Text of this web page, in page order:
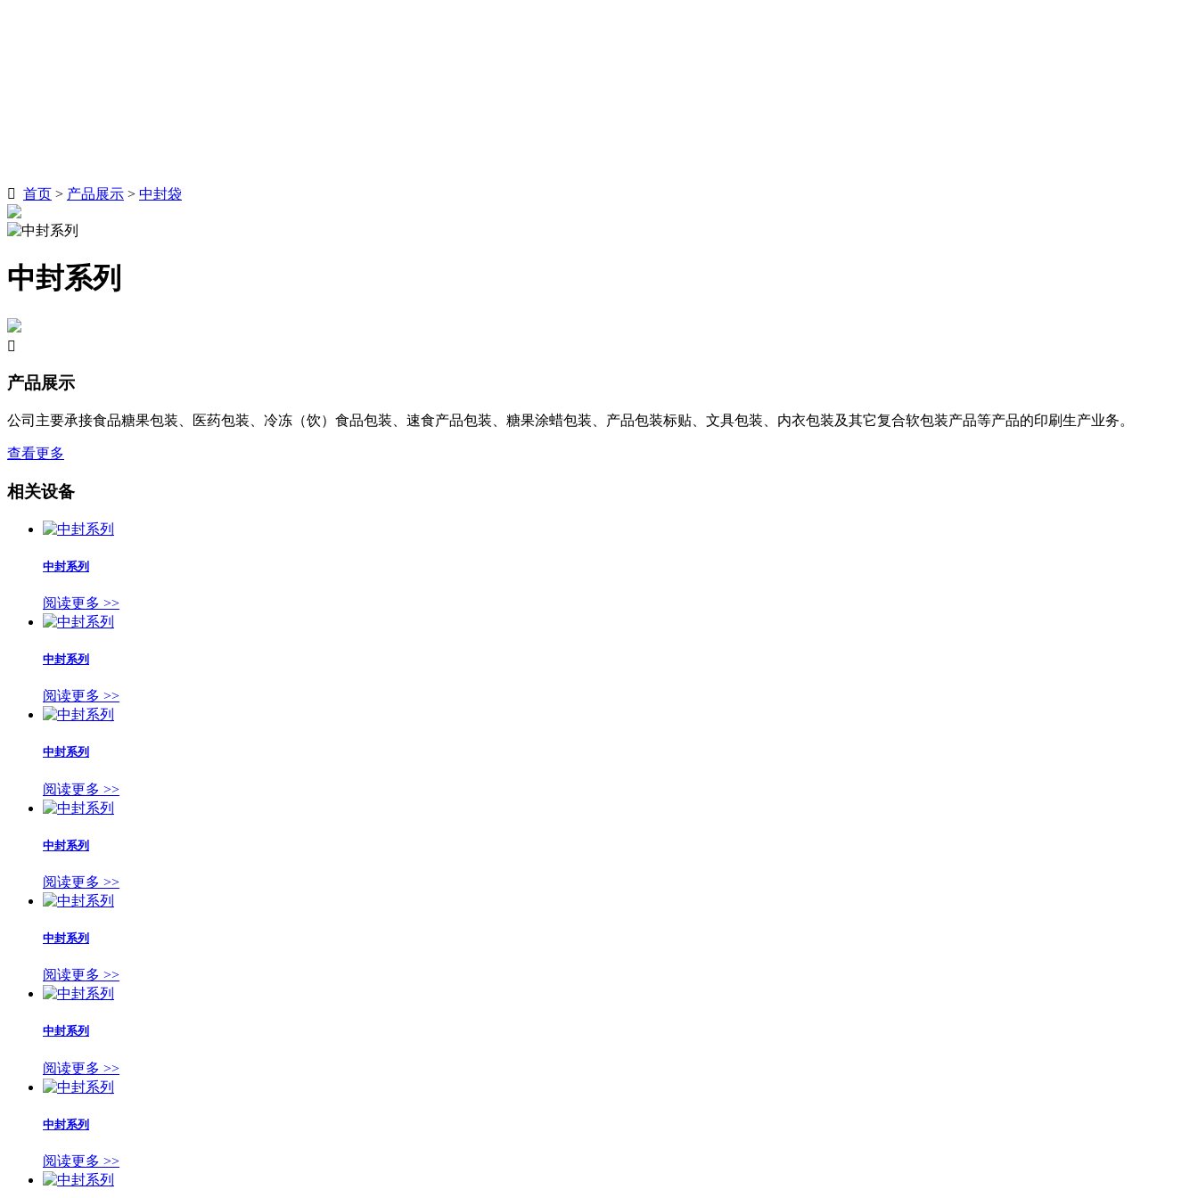
 首页 > 产品展示 > 中封袋
中封系列

产品展示
公司主要承接食品糖果包装、医药包装、冷冻（饮）食品包装、速食产品包装、糖果涂蜡包装、产品包装标贴、文具包装、内衣包装及其它复合软包装产品等产品的印刷生产业务。
查看更多
相关设备
中封系列
阅读更多 >>
中封系列
阅读更多 >>
中封系列
阅读更多 >>
中封系列
阅读更多 >>
中封系列
阅读更多 >>
中封系列
阅读更多 >>
中封系列
阅读更多 >>